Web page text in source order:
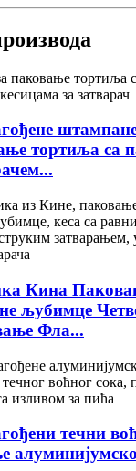
штампане
тортиља са
Кина
љубимце
Фла...
течни